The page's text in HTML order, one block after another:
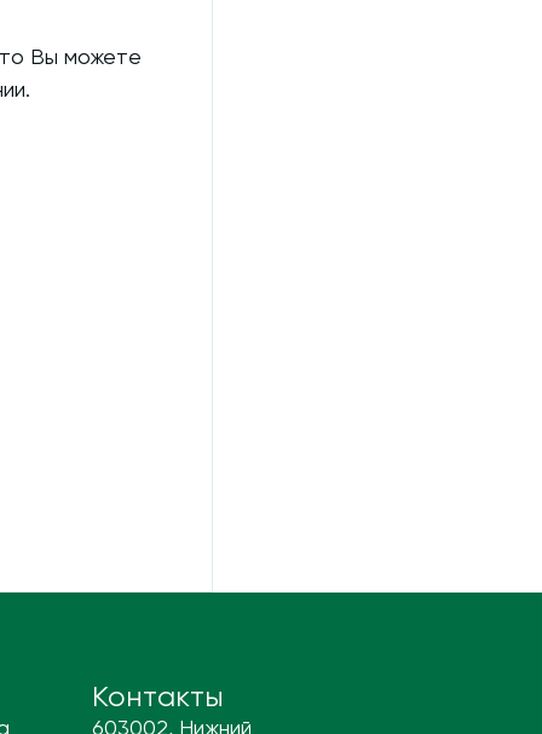
Вы можете
Контакты
603002, Нижний